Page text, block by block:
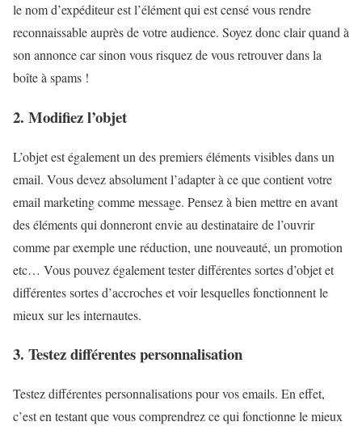
le nom d’expéditeur est l’élément qui est censé vous rendre
reconnaissable auprès de votre audience. Soyez donc clair quand à
son annonce car sinon vous risquez de vous retrouver dans la
boîte à spams !
2. Modifiez l’objet
L’objet est également un des premiers éléments visibles dans un
email. Vous devez absolument l’adapter à ce que contient votre
email marketing comme message. Pensez à bien mettre en avant
des éléments qui donneront envie au destinataire de l’ouvrir
comme par exemple une réduction, une nouveauté, un promotion
etc… Vous pouvez également tester différentes sortes d’objet et
différentes sortes d’accroches et voir lesquelles fonctionnent le
mieux sur les internautes.
3. Testez différentes personnalisation
Testez différentes personnalisations pour vos emails. En effet,
c’est en testant que vous comprendrez ce qui fonctionne le mieux